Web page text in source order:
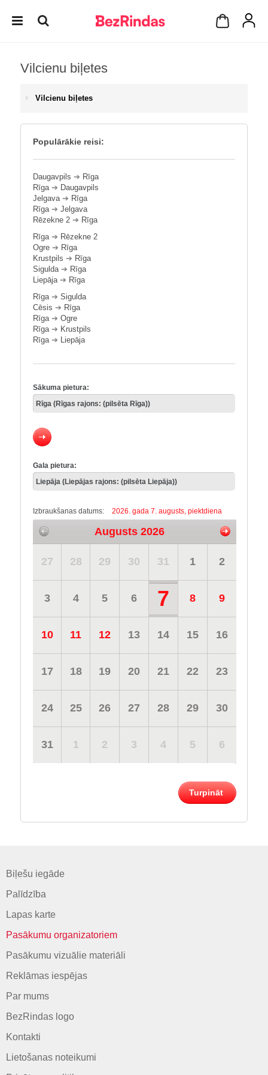
Vilcienu biļetes
Vilcienu biļetes
Populārākie reisi:
Daugavpils ➔ Rīga
Rīga➔ Daugavpils
Jelgava➔ Rīga
Rīga➔ Jelgava
Rēzekne 2 ➔ Rīga
Rīga➔ Rēzekne 2
Ogre ➔ Rīga
Krustpils ➔ Rīga
Sigulda➔ Rīga
Liepāja➔ Rīga
Rīga➔ Sigulda
Cēsis ➔ Rīga
Rīga➔ Ogre
Rīga➔ Krustpils
Rīga➔ Liepāja
Sākuma pietura:
Gala pietura:
Izbraukšanas datums: 2026. gada 7. augusts, piektdiena
Augusts 2026
27 28 29 30 31 1 2
3 4 5 6 7 8 9
10 11 12 13 14 15 16
17 18 19 20 21 22 23
24 25 26 27 28 29 30
31 1 2 3 4 5 6
Turpināt
Biļešu iegāde
Palīdzība
Lapas karte
Pasākumu organizatoriem
Pasākumu vizuālie materiāli
Reklāmas iespējas
Par mums
BezRindas logo
Kontakti
Lietošanas noteikumi